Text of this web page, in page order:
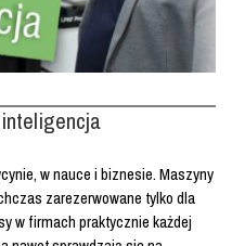
w nauce i biznesie. Maszyny
zarezerwowane tylko dla
w firmach praktycznie każdej